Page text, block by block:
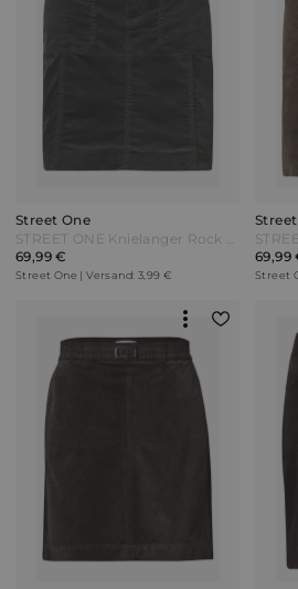
Street One
STREET ONE Knielanger Rock aus Cord mit Taschen - gravel grey Grau
69,99 €
Street One | Versand: 3,99 €
69,99
Street